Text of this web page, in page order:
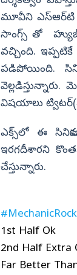
మూవీని ఎస్‌ఆర్‌టి
సాంగ్స్ తో హ్యుజ్
వచ్చింది.
పడిపోయింది.
విషయాలు
ఎక్స్‌లో ఈ
ఇరగదీశారని
చేస్తున్నారు.
1st Half Ok
2nd Half Extra
Far Better
కొరియన్